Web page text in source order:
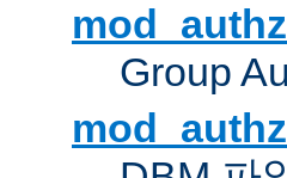
Group